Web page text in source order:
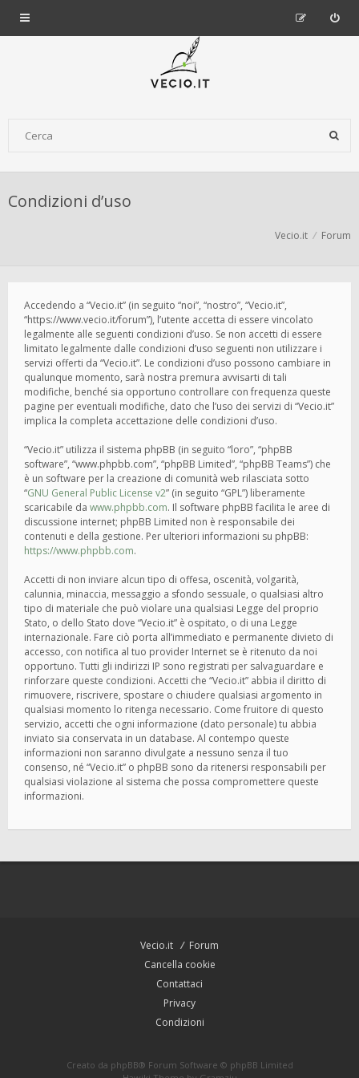
Condizioni d’uso
Vecio.it Forum
Accedendo a “Vecio.it” (in seguito “noi”, “nostro”, “Vecio.it”,
“https://www.vecio.it/forum”), l’utente accetta di essere vincolato
legalmente alle seguenti condizioni d’uso. Se non accetti di essere
limitato legalmente dalle condizioni d’uso seguenti non utilizzare i
servizi offerti da “Vecio.it”. Le condizioni d’uso possono cambiare in
qualunque momento, sarà nostra premura avvisarti di tali
modifiche, benché sia opportuno controllare con frequenza queste
pagine per eventuali modifiche, dato che l’uso dei servizi di “Vecio.it”
implica la completa accettazione delle condizioni d’uso.
“Vecio.it” utilizza il sistema phpBB (in seguito “loro”, “phpBB
software”, “www.phpbb.com”, “phpBB Limited”, “phpBB Teams”) che
è un software per la creazione di comunità web rilasciata sotto
“GNU General Public License v2” (in seguito “GPL”) liberamente
scaricabile da www.phpbb.com. Il software phpBB facilita le aree di
discussione internet; phpBB Limited non è responsabile dei
contenuti e della gestione. Per ulteriori informazioni su phpBB:
https://www.phpbb.com.
Accetti di non inviare alcun tipo di offesa, oscenità, volgarità,
calunnia, minaccia, messaggio a sfondo sessuale, o qualsiasi altro
tipo di materiale che può violare una qualsiasi Legge del proprio
Stato, o dello Stato dove “Vecio.it” è ospitato, o di una Legge
internazionale. Fare ciò porta all’immediato e permanente divieto di
accesso, con notifica al tuo provider Internet se è ritenuto da noi
opportuno. Tutti gli indirizzi IP sono registrati per salvaguardare e
rinforzare queste condizioni. Accetti che “Vecio.it” abbia il diritto di
rimuovere, riscrivere, spostare o chiudere qualsiasi argomento in
qualsiasi momento lo ritenga necessario. Come fruitore di questo
servizio, accetti che ogni informazione (dato personale) tu abbia
inviato sia conservata in un database. Al contempo queste
informazioni non saranno divulgate a nessuno senza il tuo
consenso, né “Vecio.it” o phpBB sono da ritenersi responsabili per
qualsiasi violazione al sistema che possa compromettere queste
informazioni.
Vecio.it
Forum
Cancella cookie
Contattaci
Privacy
Condizioni
Creato da phpBB® Forum Software © phpBB Limited